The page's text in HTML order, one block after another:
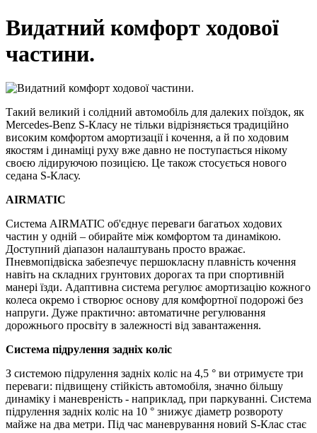
Видатний комфорт ходової
частини.
Такий великий і солідний автомобіль для далеких поїздок, як
Mercedes-Benz S-Класу не тільки відрізняється традиційно
високим комфортом амортизації і кочення, а й по ходовим
якостям і динаміці руху вже давно не поступається нікому
своєю лідируючою позицією. Це також стосується нового
седана S-Класу.
AIRMATIC
Система AIRMATIC об'єднує переваги багатьох ходових
частин у одній – обирайте між комфортом та динамікою.
Доступний діапазон налаштувань просто вражає.
Пневмопідвіска забезпечує першокласну плавність кочення
навіть на складних грунтових дорогах та при спортивній
манері їзди. Адаптивна система регулює амортизацію кожного
колеса окремо і створює основу для комфортної подорожі без
напруги. Дуже практично: автоматичне регулювання
дорожнього просвіту в залежності від завантаження.
Система підрулення задніх коліс
З системою підрулення задніх коліс на 4,5 ° ви отримуєте три
переваги: підвищену стійкість автомобіля, значно більшу
динаміку і маневреність - наприклад, при паркуванні. Система
підрулення задніх коліс на 10 ° знижує діаметр розвороту
майже на два метри. Під час маневрування новий S-Клас стає